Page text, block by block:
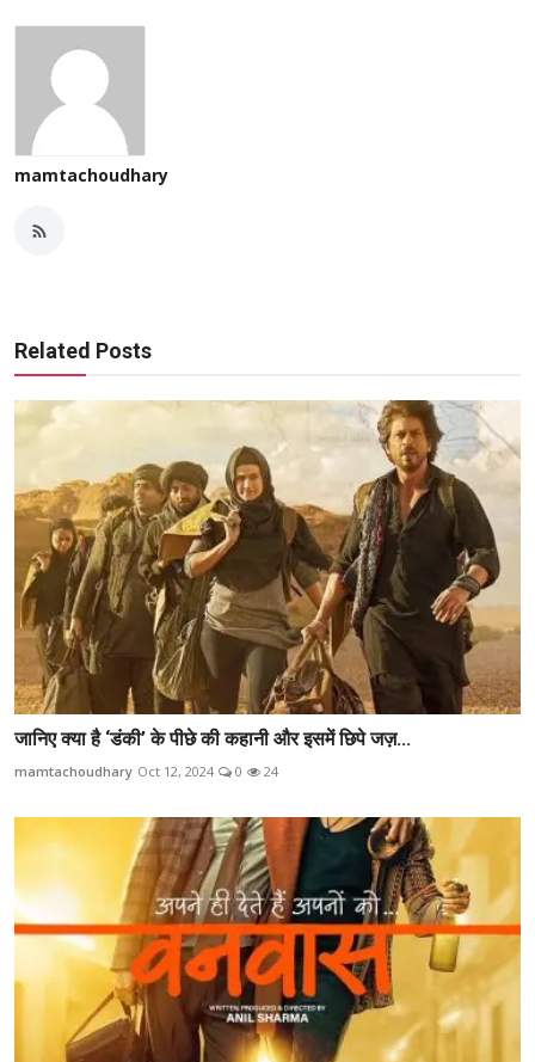
mamtachoudhary
Related Posts
जानिए क्या है ‘डंकी’ के पीछे की कहानी और इसमें छिपे जज़...
mamtachoudhary Oct 12, 2024 0 24